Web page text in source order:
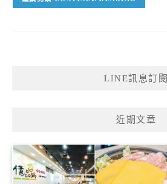
LINE訊息訂閱
近期文章